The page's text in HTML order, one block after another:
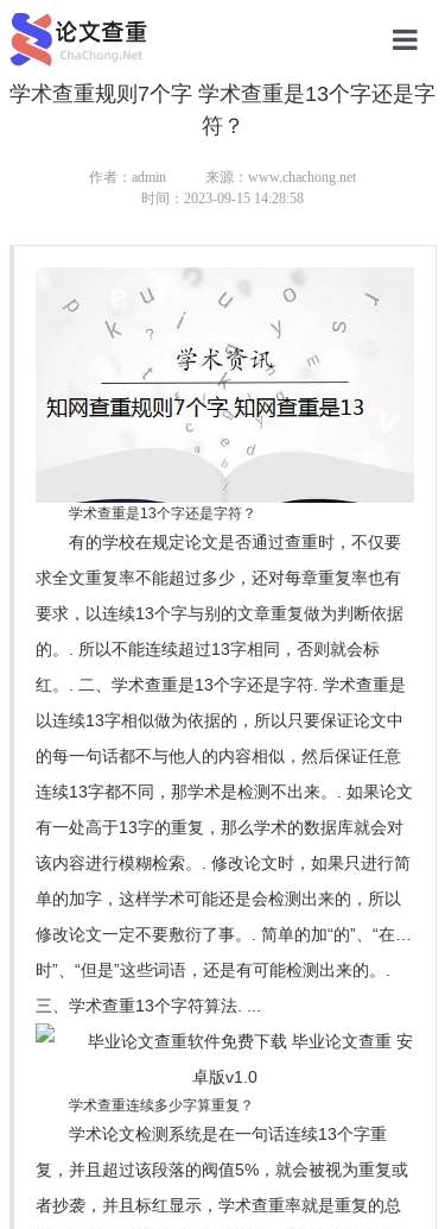
网站首页
本科论文
研究生论
学术查重规则7个字 学术查重是13个字还是字
符？
作者：admin
来源：www.chachong.net
时间：2023-09-15 14:28:58
学术查重是13个字还是字符？
有的学校在规定论文是否通过查重时，不仅要
求全文重复率不能超过多少，还对每章重复率也有
要求，以连续13个字与别的文章重复做为判断依据
的。. 所以不能连续超过13字相同，否则就会标
红。. 二、学术查重是13个字还是字符. 学术查重是
以连续13字相似做为依据的，所以只要保证论文中
的每一句话都不与他人的内容相似，然后保证任意
连续13字都不同，那学术是检测不出来。. 如果论文
有一处高于13字的重复，那么学术的数据库就会对
该内容进行模糊检索。. 修改论文时，如果只进行简
单的加字，这样学术可能还是会检测出来的，所以
修改论文一定不要敷衍了事。. 简单的加“的”、“在…
时”、“但是”这些词语，还是有可能检测出来的。.
三、学术查重13个字符算法. ...
学术查重连续多少字算重复？
学术论文检测系统是在一句话连续13个字重
复，并且超过该段落的阀值5%，就会被视为重复或
者抄袭，并且标红显示，学术查重率就是重复的总